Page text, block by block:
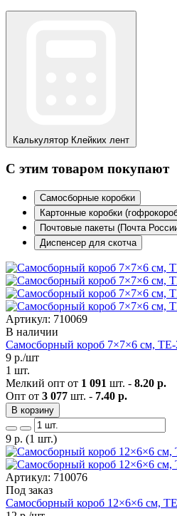
Калькулятор Клейких лент
С этим товаром покупают
Самосборные коробки
Картонные коробки
Почтовые пакеты (Почта
Диспенсер для скотча
Артикул: 710069
В наличии
Самосборный короб 7×7×6 см,
9 р./шт
1 шт.
Мелкий опт от 1 091 шт. - 8.20 р.
Опт от 3 077 шт. - 7.40 р.
В корзину
9 р. (1 шт.)
Артикул: 710076
Под заказ
Самосборный короб 12×6×6 см,